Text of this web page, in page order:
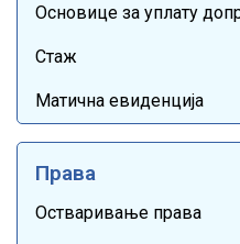
Основице за уплату
Стаж
Матична евиденција
Права
Остваривање права